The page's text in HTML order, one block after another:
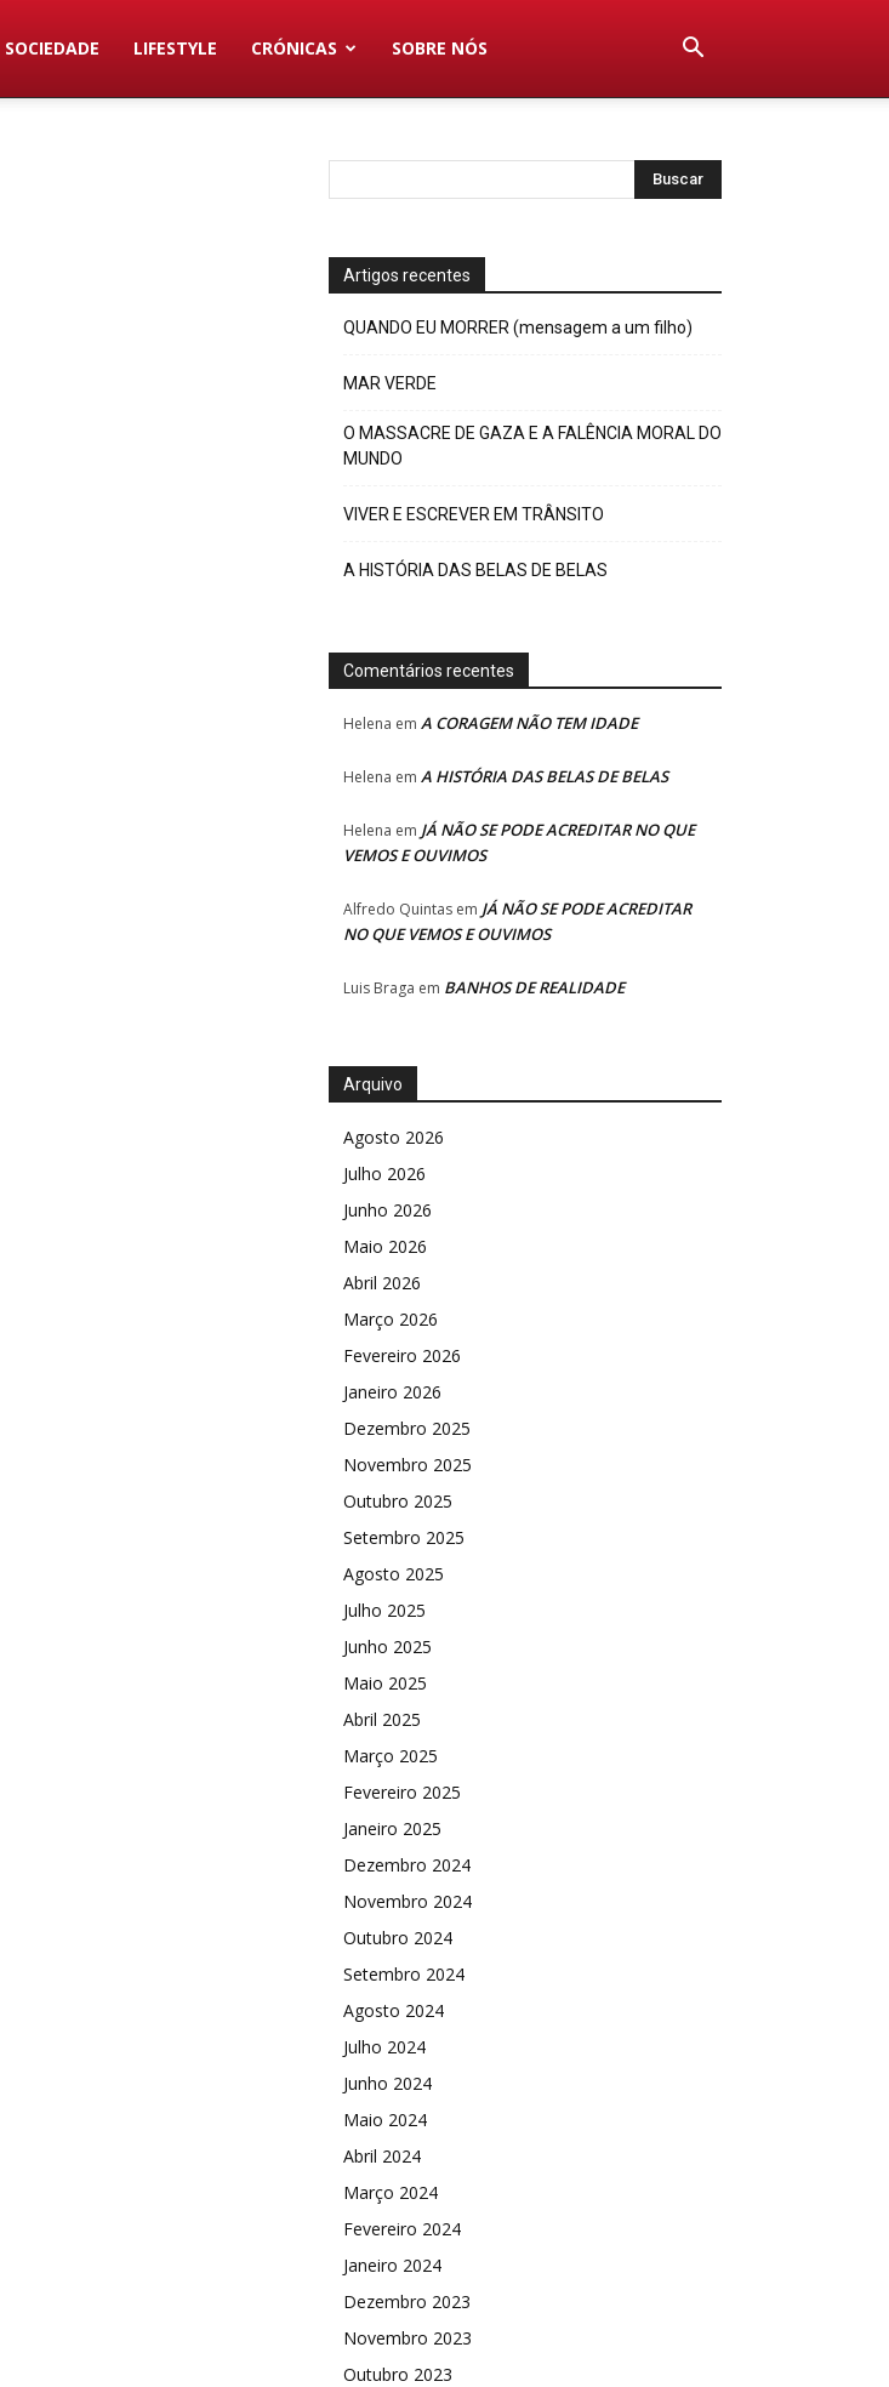
SOCIEDADE LIFESTYLE CRÓNICAS SOBRE NÓS
Artigos recentes
QUANDO EU MORRER (mensagem a um filho)
MAR VERDE
O MASSACRE DE GAZA E A FALÊNCIA MORAL DO
MUNDO
VIVER E ESCREVER EM TRÂNSITO
A HISTÓRIA DAS BELAS DE BELAS
Comentários recentes
Helena em A CORAGEM NÃO TEM IDADE
Helena em A HISTÓRIA DAS BELAS DE BELAS
Helena em JÁ NÃO SE PODE ACREDITAR NO QUE
VEMOS E OUVIMOS
Alfredo Quintas em JÁ NÃO SE PODE ACREDITAR
NO QUE VEMOS E OUVIMOS
Luis Braga em BANHOS DE REALIDADE
Arquivo
Agosto 2026
Julho 2026
Junho 2026
Maio 2026
Abril 2026
Março 2026
Fevereiro 2026
Janeiro 2026
Dezembro 2025
Novembro 2025
Outubro 2025
Setembro 2025
Agosto 2025
Julho 2025
Junho 2025
Maio 2025
Abril 2025
Março 2025
Fevereiro 2025
Janeiro 2025
Dezembro 2024
Novembro 2024
Outubro 2024
Setembro 2024
Agosto 2024
Julho 2024
Junho 2024
Maio 2024
Abril 2024
Março 2024
Fevereiro 2024
Janeiro 2024
Dezembro 2023
Novembro 2023
Outubro 2023